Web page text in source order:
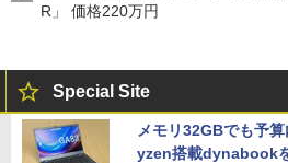
R」 価格220万円
Special Site
メモリ32GBでも予
yzen搭載dynabook